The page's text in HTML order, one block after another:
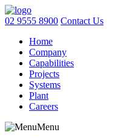
02 9555 8900 Contact Us
Home
Company
Capabilities
Projects
Systems
Plant
Careers
Menu